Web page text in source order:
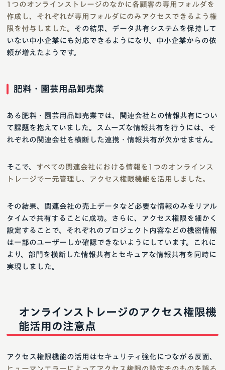
1つのオンラインストレージのなかに各顧客の専用フォルダを
作成し、それぞれが専用フォルダにのみアクセスできるよう権
限を付与しました。 その結果、データ共有システムを保持して
いない中小企業にも対応できるようになり、中小企業からの依
頼が増えたようです。
肥料・園芸用品卸売業
ある肥料・園芸用品卸売業では、関連会社との情報共有につい
て課題を抱えていました。スムーズな情報共有を行うには、そ
れぞれの関連会社を横断した連携・情報共有が欠かせません。
そこで、 すべての関連会社における情報を1つのオンラインス
トレージで一元管理し、アクセス権限機能を活用しました。
その結果、関連会社の売上データなど必要な情報のみをリアル
タイムで共有することに成功。さらに、アクセス権限を細かく
設定することで、それぞれのプロジェクト内容などの機密情報
は一部のユーザーしか確認できないようにしています。これに
より、部門を横断した情報共有とセキュアな情報共有を同時に
実現しました。
オンラインストレージのアクセス権限機
能活用の注意点
アクセス権限機能の活用はセキュリティ強化につながる反面、